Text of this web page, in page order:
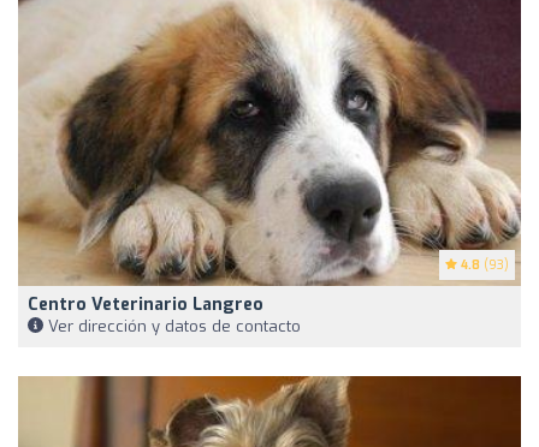
4.8 (93)
Centro Veterinario Langreo
Ver dirección y datos de contacto